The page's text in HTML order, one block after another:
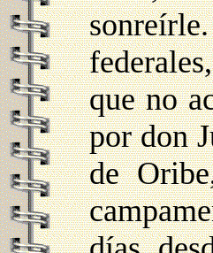
que no
por don
de